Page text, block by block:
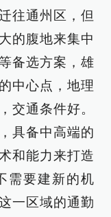
往通州区，但
的腹地来集中
备选方案，雄
中心点，地理
交通条件好。
具备中高端的
和能力来打造
需要建新的机
一区域的通勤